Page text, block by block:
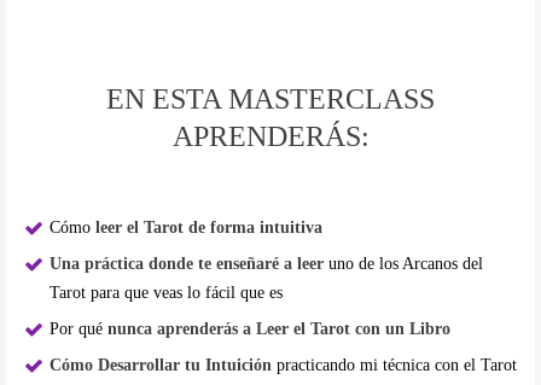
EN ESTA MASTERCLASS
APRENDERÁS:
Cómo leer el Tarot de forma intuitiva
Una práctica donde te enseñaré a leer uno de los Arcanos del
Tarot para que veas lo fácil que es
Por qué nunca aprenderás a Leer el Tarot con un Libro
Cómo Desarrollar tu Intuición practicando mi técnica con el Tarot